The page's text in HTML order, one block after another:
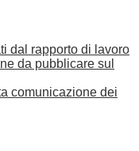
dal rapporto di lavoro
da pubblicare sul
comunicazione dei